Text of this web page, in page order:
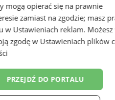
mogą opierać się na prawnie
zamiast na zgodzie; masz
w Ustawieniach reklam.
zgodę w Ustawieniach plików
PRZEJDŹ DO PORTALU